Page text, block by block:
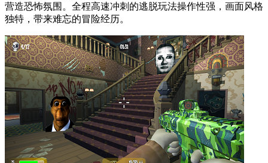
营造恐怖氛围。全程高速冲刺的逃脱玩法操作性强，画面风格
独特，带来难忘的冒险经历。